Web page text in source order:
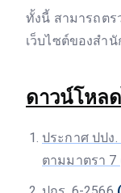
ทั้งนี้ สามารถตร
เว็บไซต์ของสำนั
ดาวน์โหล
ประกาศ ปป
ตามมาตรา 7